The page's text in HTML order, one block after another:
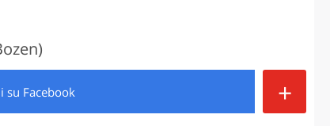
ROMAGNA PIEMONTE
su Facebook +